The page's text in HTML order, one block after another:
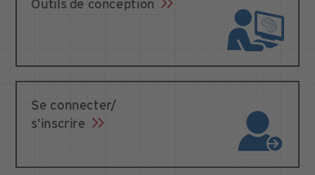
Outils de conception
Se connecter/
s’inscrire